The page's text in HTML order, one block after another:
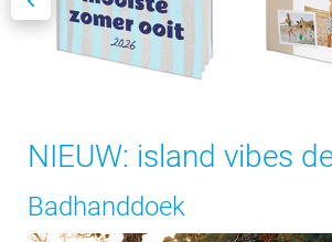
NIEUW: island vibes
Badhanddoek